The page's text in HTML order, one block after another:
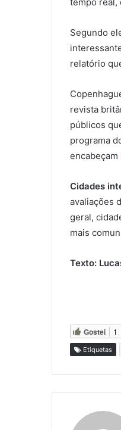
Segundo
relatório
revista
públicos
programa
encabeçam
Cidades
avaliações
geral,
mais
Texto:
Gostei 1
Etiquetas